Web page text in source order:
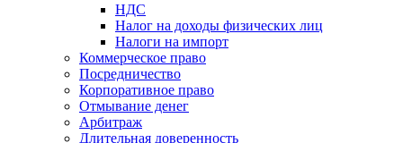
НДС
Налог на доходы физических лиц
Налоги на импорт
Коммерческое право
Посредничество
Корпоративное право
Отмывание денег
Арбитраж
Длительная доверенность